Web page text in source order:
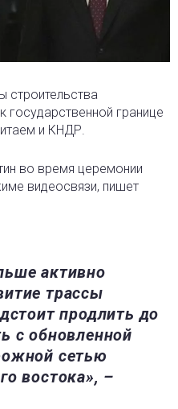
строительства
государственной границе
и КНДР.
во время церемонии
видеосвязи, пишет
активно
трассы
продлить до
с обновленной
сетью
востока», –